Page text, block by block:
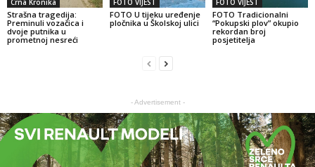
Crna Kronika
Strašna tragedija:
Preminuli vozačica i
dvoje putnika u
prometnoj nesreći
FOTO VIJEST
FOTO U tijeku uređenje
pločnika u Školskoj ulici
FOTO VIJEST
FOTO Tradicionalni
“Pokupski plov” okupio
rekordan broj
posjetitelja
- Advertisement -